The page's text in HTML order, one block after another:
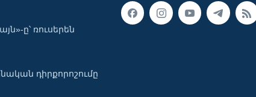
ը՝ ռուսերեն
դիրքորոշումը